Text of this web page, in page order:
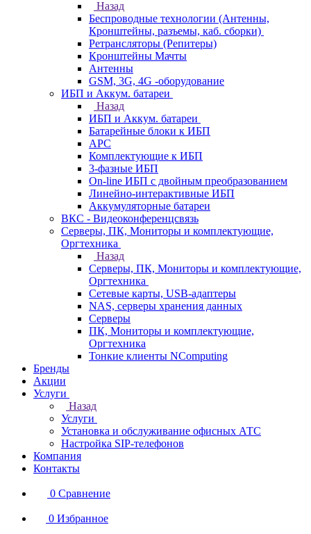
Назад
Беспроводные технологии (Антенны,
Кронштейны, разъемы, каб. сборки)
Ретрансляторы (Репитеры)
Кронштейны Мачты
Антенны
GSM, 3G, 4G -оборудование
ИБП и Аккум. батареи
Назад
ИБП и Аккум. батареи
Батарейные блоки к ИБП
APC
Комплектующие к ИБП
3-фазные ИБП
On-line ИБП с двойным преобразованием
Линейно-интерактивные ИБП
Аккумуляторные батареи
ВКС - Видеоконференцсвязь
Серверы, ПК, Мониторы и комплектующие,
Оргтехника
Назад
Серверы, ПК, Мониторы и комплектующие,
Оргтехника
Сетевые карты, USB-адаптеры
NAS, серверы хранения данных
Серверы
ПК, Мониторы и комплектующие,
Оргтехника
Тонкие клиенты NComputing
Бренды
Акции
Услуги
Назад
Услуги
Установка и обслуживание офисных АТС
Настройка SIP-телефонов
Компания
Контакты
0 Сравнение
0 Избранное